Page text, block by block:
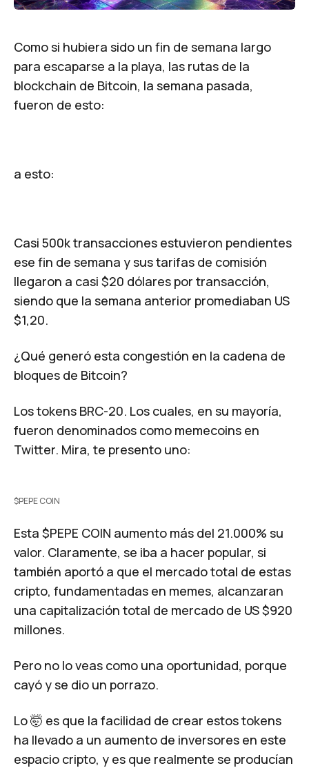
Como si hubiera sido un fin de semana largo
para escaparse a la playa, las rutas de la
blockchain de Bitcoin, la semana pasada,
fueron de esto:
a esto:
Casi 500k transacciones estuvieron pendientes
ese fin de semana y sus tarifas de comisión
llegaron a casi $20 dólares por transacción,
siendo que la semana anterior promediaban US
$1,20.
¿Qué generó esta congestión en la cadena de
bloques de Bitcoin?
Los tokens BRC-20. Los cuales, en su mayoría,
fueron denominados como memecoins en
Twitter. Mira, te presento uno:
$PEPE COIN
Esta $PEPE COIN aumento más del 21.000% su
valor. Claramente, se iba a hacer popular, si
también aportó a que el mercado total de estas
cripto, fundamentadas en memes, alcanzaran
una capitalización total de mercado de US $920
millones.
Pero no lo veas como una oportunidad, porque
cayó y se dio un porrazo.
Lo 🤯 es que la facilidad de crear estos tokens
ha llevado a un aumento de inversores en este
espacio cripto, y es que realmente se producían